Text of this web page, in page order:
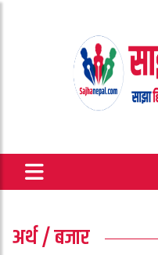
अर्थ / बजार